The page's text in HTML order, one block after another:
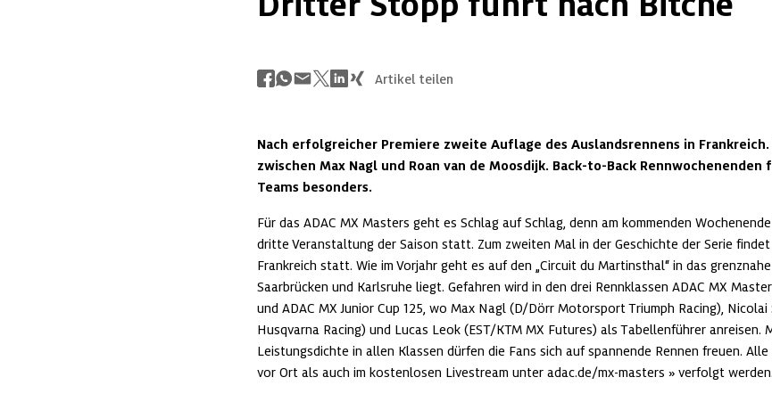
Artikel teilen
Nach erfolgreicher Premiere zweite Auflage des Auslandsrennens in
zwischen Max Nagl und Roan van de Moosdijk. Back-to-Back
Teams besonders.
Für das ADAC MX Masters geht es Schlag auf Schlag, denn am kommenden
dritte Veranstaltung der Saison statt. Zum zweiten Mal in der Geschichte der Serie
Frankreich statt. Wie im Vorjahr geht es auf den „Circuit du Martinsthal“ in das
Saarbrücken und Karlsruhe liegt. Gefahren wird in den drei Rennklassen ADAC MX
und ADAC MX Junior Cup 125, wo Max Nagl (D/Dörr Motorsport Triumph Racing),
Husqvarna Racing) und Lucas Leok (EST/KTM MX Futures) als Tabellenführer anreisen.
Leistungsdichte in allen Klassen dürfen die Fans sich auf spannende Rennen freuen.
vor Ort als auch im kostenlosen Livestream unter adac.de/mx-masters verfolgt werden.